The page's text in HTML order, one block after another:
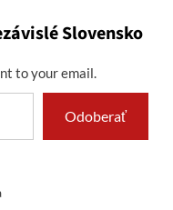
Slovensko
to your email.
Odoberať